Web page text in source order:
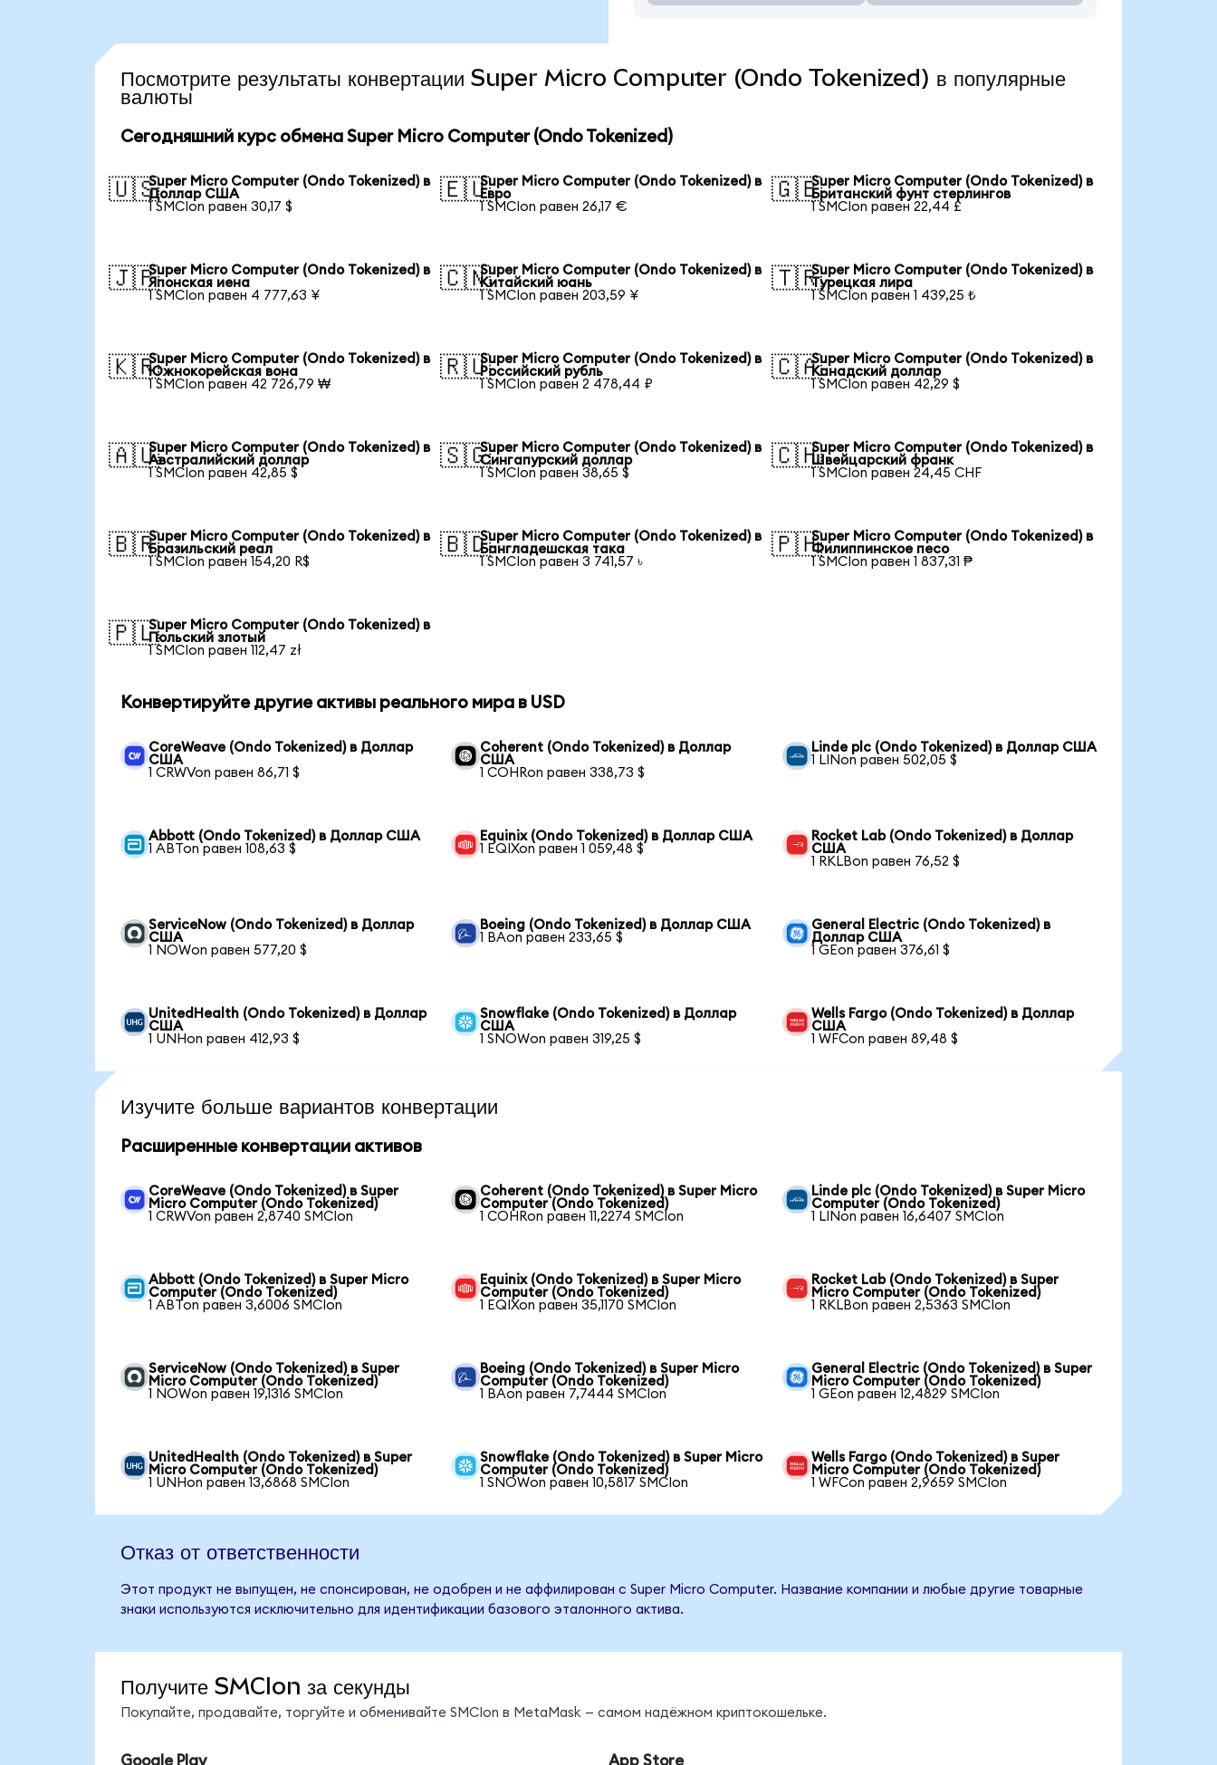
Посмотрите результаты конвертации Super Micro Computer (Ondo Tokenized) в популярные
валюты
Сегодняшний курс обмена Super Micro Computer (Ondo Tokenized)
🇺🇸Super Micro Computer (Ondo Tokenized) в
Доллар США
1 SMCIon равен 30,17 $
🇪🇺Super Micro Computer (Ondo Tokenized) в
Евро
1 SMCIon равен 26,17 €
🇬🇧Super Micro Computer (Ondo Tokenized) в
Британский фунт стерлингов
1 SMCIon равен 22,44 £
🇯🇵Super Micro Computer (Ondo Tokenized) в
Японская иена
1 SMCIon равен 4 777,63 ¥
🇨🇳Super Micro Computer (Ondo Tokenized) в
Китайский юань
1 SMCIon равен 203,59 ¥
🇹🇷Super Micro Computer (Ondo Tokenized) в
Турецкая лира
1 SMCIon равен 1 439,25 ₺
🇰🇷Super Micro Computer (Ondo Tokenized) в
Южнокорейская вона
1 SMCIon равен 42 726,79 ₩
🇷🇺Super Micro Computer (Ondo Tokenized) в
Российский рубль
1 SMCIon равен 2 478,44 ₽
🇨🇦Super Micro Computer (Ondo Tokenized) в
Канадский доллар
1 SMCIon равен 42,29 $
🇦🇺Super Micro Computer (Ondo Tokenized) в
Австралийский доллар
1 SMCIon равен 42,85 $
🇸🇬Super Micro Computer (Ondo Tokenized) в
Сингапурский доллар
1 SMCIon равен 38,65 $
🇨🇭Super Micro Computer (Ondo Tokenized) в
Швейцарский франк
1 SMCIon равен 24,45 CHF
🇧🇷Super Micro Computer (Ondo Tokenized) в
Бразильский реал
1 SMCIon равен 154,20 R$
🇧🇩Super Micro Computer (Ondo Tokenized) в
Бангладешская така
1 SMCIon равен 3 741,57 ৳
🇵🇭Super Micro Computer (Ondo Tokenized) в
Филиппинское песо
1 SMCIon равен 1 837,31 ₱
🇵🇱Super Micro Computer (Ondo Tokenized) в
Польский злотый
1 SMCIon равен 112,47 zł
Конвертируйте другие активы реального мира в USD
CoreWeave (Ondo Tokenized) в Доллар
США
1 CRWVon равен 86,71 $
Coherent (Ondo Tokenized) в Доллар
США
1 COHRon равен 338,73 $
Linde plc (Ondo Tokenized) в Доллар США
1 LINon равен 502,05 $
Abbott (Ondo Tokenized) в Доллар США
1 ABTon равен 108,63 $
Equinix (Ondo Tokenized) в Доллар США
1 EQIXon равен 1 059,48 $
Rocket Lab (Ondo Tokenized) в Доллар
США
1 RKLBon равен 76,52 $
ServiceNow (Ondo Tokenized) в Доллар
США
1 NOWon равен 577,20 $
Boeing (Ondo Tokenized) в Доллар США
1 BAon равен 233,65 $
General Electric (Ondo Tokenized) в
Доллар США
1 GEon равен 376,61 $
UnitedHealth (Ondo Tokenized) в Доллар
США
1 UNHon равен 412,93 $
Snowflake (Ondo Tokenized) в Доллар
США
1 SNOWon равен 319,25 $
Wells Fargo (Ondo Tokenized) в Доллар
США
1 WFCon равен 89,48 $
Изучите больше вариантов конвертации
Расширенные конвертации активов
CoreWeave (Ondo Tokenized) в Super
Micro Computer (Ondo Tokenized)
1 CRWVon равен 2,8740 SMCIon
Coherent (Ondo Tokenized) в Super Micro
Computer (Ondo Tokenized)
1 COHRon равен 11,2274 SMCIon
Linde plc (Ondo Tokenized) в Super Micro
Computer (Ondo Tokenized)
1 LINon равен 16,6407 SMCIon
Abbott (Ondo Tokenized) в Super Micro
Computer (Ondo Tokenized)
1 ABTon равен 3,6006 SMCIon
Equinix (Ondo Tokenized) в Super Micro
Computer (Ondo Tokenized)
1 EQIXon равен 35,1170 SMCIon
Rocket Lab (Ondo Tokenized) в Super
Micro Computer (Ondo Tokenized)
1 RKLBon равен 2,5363 SMCIon
ServiceNow (Ondo Tokenized) в Super
Micro Computer (Ondo Tokenized)
1 NOWon равен 19,1316 SMCIon
Boeing (Ondo Tokenized) в Super Micro
Computer (Ondo Tokenized)
1 BAon равен 7,7444 SMCIon
General Electric (Ondo Tokenized) в Super
Micro Computer (Ondo Tokenized)
1 GEon равен 12,4829 SMCIon
UnitedHealth (Ondo Tokenized) в Super
Micro Computer (Ondo Tokenized)
1 UNHon равен 13,6868 SMCIon
Snowflake (Ondo Tokenized) в Super Micro
Computer (Ondo Tokenized)
1 SNOWon равен 10,5817 SMCIon
Wells Fargo (Ondo Tokenized) в Super
Micro Computer (Ondo Tokenized)
1 WFCon равен 2,9659 SMCIon
Отказ от ответственности
Этот продукт не выпущен, не спонсирован, не одобрен и не аффилирован с Super Micro Computer. Название компании и любые другие товарные
знаки используются исключительно для идентификации базового эталонного актива.
Получите SMCIon за секунды
Покупайте, продавайте, торгуйте и обменивайте SMCIon в MetaMask — самом надёжном криптокошельке.
Google Play App Store